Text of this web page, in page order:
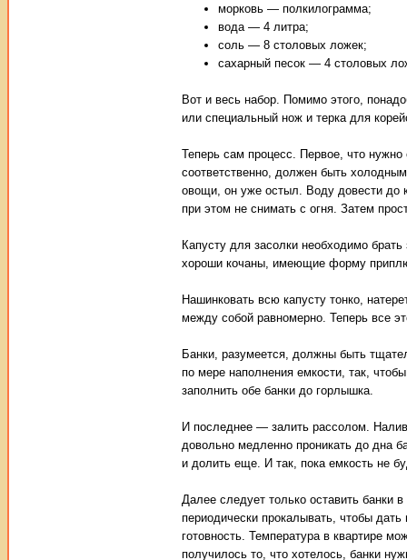
морковь — полкилограмма;
вода — 4 литра;
соль — 8 столовых ложек;
сахарный песок — 4 столовых
Вот и весь набор. Помимо этого,
или специальный нож и терка для
Теперь сам процесс. Первое, что
соответственно, должен быть
овощи, он уже остыл. Воду довести до
при этом не снимать с огня. Затем
Капусту для засолки необходимо
хороши кочаны, имеющие форму
Нашинковать всю капусту тонко,
между собой равномерно. Теперь все
Банки, разумеется, должны быть
по мере наполнения емкости, так,
заполнить обе банки до горлышка.
И последнее — залить рассолом.
довольно медленно проникать до дна
и долить еще. И так, пока емкость не
Далее следует только оставить банки
периодически прокалывать, чтобы
готовность. Температура в квартире
получилось то, что хотелось, банки